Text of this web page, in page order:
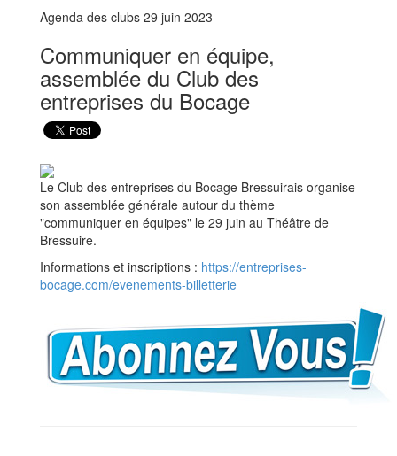
Agenda des clubs 29 juin 2023
Communiquer en équipe,
assemblée du Club des
entreprises du Bocage
Le Club des entreprises du Bocage Bressuirais organise
son assemblée générale autour du thème
"communiquer en équipes" le 29 juin au Théâtre de
Bressuire.
Informations et inscriptions : https://entreprises-
bocage.com/evenements-billetterie